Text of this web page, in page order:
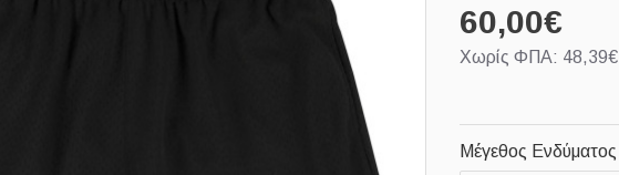
60,00€
Χωρίς ΦΠΑ: 48,39€
Μέγεθος Ενδύματος